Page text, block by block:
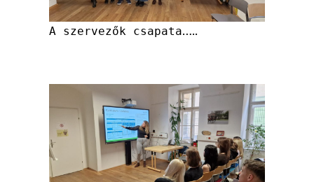
A szervezők csapata…..